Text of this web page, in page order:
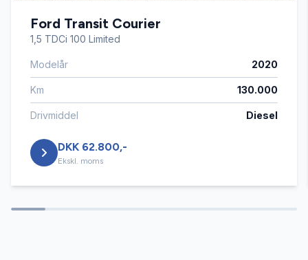
Ford Transit Courier
1,5 TDCi 100 Limited
Modelår 2020
Km 130.000
Drivmiddel Diesel
DKK 62.800,-
Ekskl. moms